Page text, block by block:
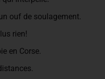
ouf de soulagement.
rien!
en Corse.